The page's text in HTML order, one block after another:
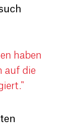
haben
auf die